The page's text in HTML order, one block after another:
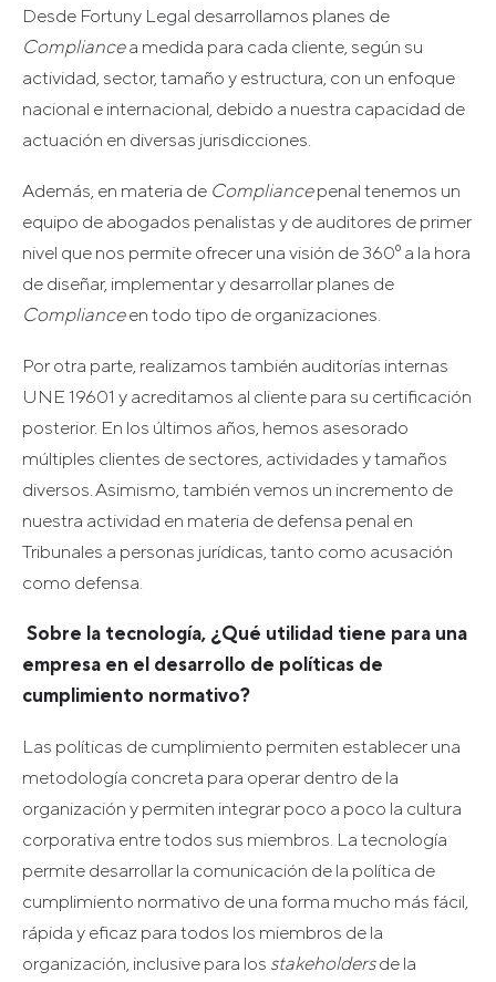
Desde Fortuny Legal desarrollamos planes de
Compliancea medida para cada cliente, según su
actividad, sector, tamaño y estructura, con un enfoque
nacional e internacional, debido a nuestra capacidad de
actuación en diversas jurisdicciones.
Además, en materia de Compliancepenal tenemos un
equipo de abogados penalistas y de auditores de primer
nivel que nos permite ofrecer una visión de 360º a la hora
de diseñar, implementar y desarrollar planes de
Complianceen todo tipo de organizaciones.
Por otra parte, realizamos también auditorías internas
UNE 19601 y acreditamos al cliente para su certificación
posterior. En los últimos años, hemos asesorado
múltiples clientes de sectores, actividades y tamaños
diversos. Asimismo, también vemos un incremento de
nuestra actividad en materia de defensa penal en
Tribunales a personas jurídicas, tanto como acusación
como defensa.
Sobre la tecnología, ¿Qué utilidad tiene para una
empresa en el desarrollo de políticas de
cumplimiento normativo?
Las políticas de cumplimiento permiten establecer una
metodología concreta para operar dentro de la
organización y permiten integrar poco a poco la cultura
corporativa entre todos sus miembros. La tecnología
permite desarrollar la comunicación de la política de
cumplimiento normativo de una forma mucho más fácil,
rápida y eficaz para todos los miembros de la
organización, inclusive para los stakeholdersde la